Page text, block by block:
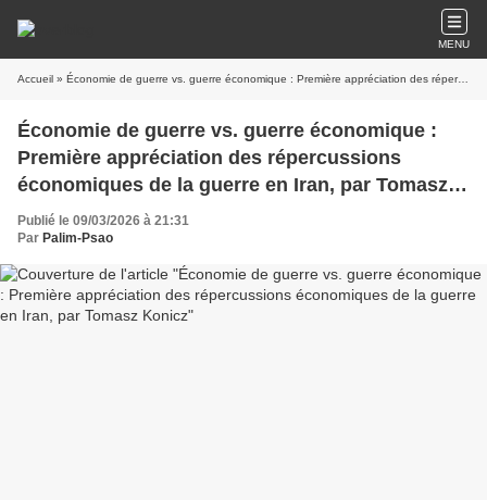
MENU
Accueil » Économie de guerre vs. guerre économique : Première appréciation des répercussions économiques de la guerre en Iran, par Tomasz Konicz
Économie de guerre vs. guerre économique :
Première appréciation des répercussions
économiques de la guerre en Iran, par Tomasz
Konicz
Publié le 09/03/2026 à 21:31
Par Palim-Psao